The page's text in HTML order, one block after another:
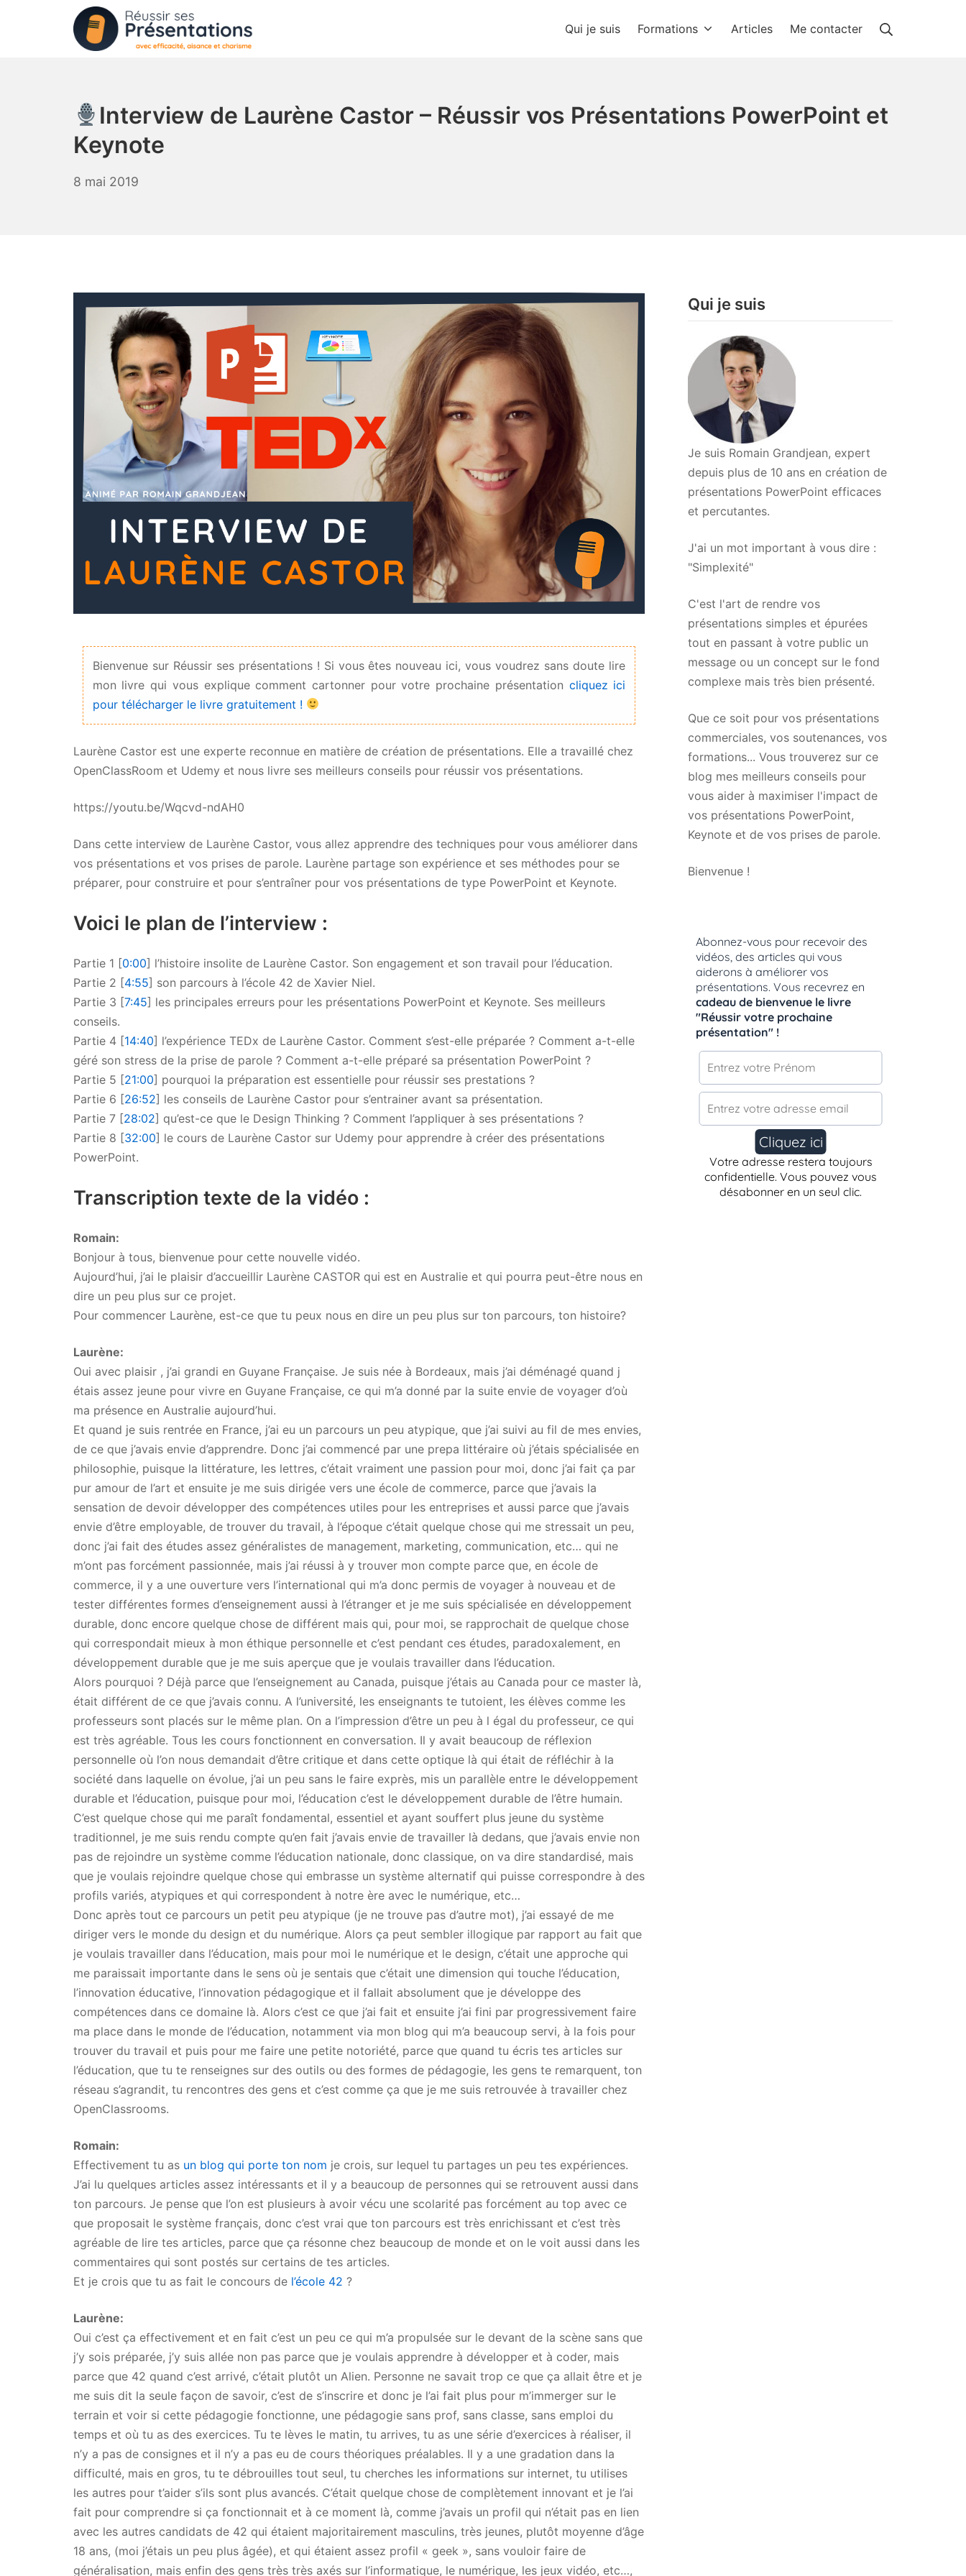
Qui je suis Formations Articles Me contacter
Interview de Laurène Castor – Réussir vos Présentations PowerPoint et
Keynote
8 mai 2019
Bienvenue sur Réussir ses présentations ! Si vous êtes nouveau ici, vous voudrez sans doute lire
mon livre qui vous explique comment cartonner pour votre prochaine présentation cliquez ici
pour télécharger le livre gratuitement !
Laurène Castor est une experte reconnue en matière de création de présentations. Elle a travaillé chez
OpenClassRoom et Udemy et nous livre ses meilleurs conseils pour réussir vos présentations.
https://youtu.be/Wqcvd-ndAH0
Dans cette interview de Laurène Castor, vous allez apprendre des techniques pour vous améliorer dans
vos présentations et vos prises de parole. Laurène partage son expérience et ses méthodes pour se
préparer, pour construire et pour s’entraîner pour vos présentations de type PowerPoint et Keynote.
Voici le plan de l’interview :
Partie 1 [0:00] l’histoire insolite de Laurène Castor. Son engagement et son travail pour l’éducation.
Partie 2 [4:55] son parcours à l’école 42 de Xavier Niel.
Partie 3 [7:45] les principales erreurs pour les présentations PowerPoint et Keynote. Ses meilleurs
conseils.
Partie 4 [14:40] l’expérience TEDx de Laurène Castor. Comment s’est-elle préparée ? Comment a-t-elle
géré son stress de la prise de parole ? Comment a-t-elle préparé sa présentation PowerPoint ?
Partie 5 [21:00] pourquoi la préparation est essentielle pour réussir ses prestations ?
Partie 6 [26:52] les conseils de Laurène Castor pour s’entrainer avant sa présentation.
Partie 7 [28:02] qu’est-ce que le Design Thinking ? Comment l’appliquer à ses présentations ?
Partie 8 [32:00] le cours de Laurène Castor sur Udemy pour apprendre à créer des présentations
PowerPoint.
Transcription texte de la vidéo :
Romain:
Bonjour à tous, bienvenue pour cette nouvelle vidéo.
Aujourd’hui, j’ai le plaisir d’accueillir Laurène CASTOR qui est en Australie et qui pourra peut-être nous en
dire un peu plus sur ce projet.
Pour commencer Laurène, est-ce que tu peux nous en dire un peu plus sur ton parcours, ton histoire?
Laurène:
Oui avec plaisir , j’ai grandi en Guyane Française. Je suis née à Bordeaux, mais j’ai déménagé quand j
étais assez jeune pour vivre en Guyane Française, ce qui m’a donné par la suite envie de voyager d’où
ma présence en Australie aujourd’hui.
Et quand je suis rentrée en France, j’ai eu un parcours un peu atypique, que j’ai suivi au fil de mes envies,
de ce que j’avais envie d’apprendre. Donc j’ai commencé par une prepa littéraire où j’étais spécialisée en
philosophie, puisque la littérature, les lettres, c’était vraiment une passion pour moi, donc j’ai fait ça par
pur amour de l’art et ensuite je me suis dirigée vers une école de commerce, parce que j’avais la
sensation de devoir développer des compétences utiles pour les entreprises et aussi parce que j’avais
envie d’être employable, de trouver du travail, à l’époque c’était quelque chose qui me stressait un peu,
donc j’ai fait des études assez généralistes de management, marketing, communication, etc… qui ne
m’ont pas forcément passionnée, mais j’ai réussi à y trouver mon compte parce que, en école de
commerce, il y a une ouverture vers l’international qui m’a donc permis de voyager à nouveau et de
tester différentes formes d’enseignement aussi à l’étranger et je me suis spécialisée en développement
durable, donc encore quelque chose de différent mais qui, pour moi, se rapprochait de quelque chose
qui correspondait mieux à mon éthique personnelle et c’est pendant ces études, paradoxalement, en
développement durable que je me suis aperçue que je voulais travailler dans l’éducation.
Alors pourquoi ? Déjà parce que l’enseignement au Canada, puisque j’étais au Canada pour ce master là,
était différent de ce que j’avais connu. A l’université, les enseignants te tutoient, les élèves comme les
professeurs sont placés sur le même plan. On a l’impression d’être un peu à l égal du professeur, ce qui
est très agréable. Tous les cours fonctionnent en conversation. Il y avait beaucoup de réflexion
personnelle où l’on nous demandait d’être critique et dans cette optique là qui était de réfléchir à la
société dans laquelle on évolue, j’ai un peu sans le faire exprès, mis un parallèle entre le développement
durable et l’éducation, puisque pour moi, l’éducation c’est le développement durable de l’être humain.
C’est quelque chose qui me paraît fondamental, essentiel et ayant souffert plus jeune du système
traditionnel, je me suis rendu compte qu’en fait j’avais envie de travailler là dedans, que j’avais envie non
pas de rejoindre un système comme l’éducation nationale, donc classique, on va dire standardisé, mais
que je voulais rejoindre quelque chose qui embrasse un système alternatif qui puisse correspondre à des
profils variés, atypiques et qui correspondent à notre ère avec le numérique, etc…
Donc après tout ce parcours un petit peu atypique (je ne trouve pas d’autre mot), j’ai essayé de me
diriger vers le monde du design et du numérique. Alors ça peut sembler illogique par rapport au fait que
je voulais travailler dans l’éducation, mais pour moi le numérique et le design, c’était une approche qui
me paraissait importante dans le sens où je sentais que c’était une dimension qui touche l’éducation,
l’innovation éducative, l’innovation pédagogique et il fallait absolument que je développe des
compétences dans ce domaine là. Alors c’est ce que j’ai fait et ensuite j’ai fini par progressivement faire
ma place dans le monde de l’éducation, notamment via mon blog qui m’a beaucoup servi, à la fois pour
trouver du travail et puis pour me faire une petite notoriété, parce que quand tu écris tes articles sur
l’éducation, que tu te renseignes sur des outils ou des formes de pédagogie, les gens te remarquent, ton
réseau s’agrandit, tu rencontres des gens et c’est comme ça que je me suis retrouvée à travailler chez
OpenClassrooms.
Romain:
Effectivement tu as un blog qui porte ton nom je crois, sur lequel tu partages un peu tes expériences.
J’ai lu quelques articles assez intéressants et il y a beaucoup de personnes qui se retrouvent aussi dans
ton parcours. Je pense que l’on est plusieurs à avoir vécu une scolarité pas forcément au top avec ce
que proposait le système français, donc c’est vrai que ton parcours est très enrichissant et c’est très
agréable de lire tes articles, parce que ça résonne chez beaucoup de monde et on le voit aussi dans les
commentaires qui sont postés sur certains de tes articles.
Et je crois que tu as fait le concours de l’école 42 ?
Laurène:
Oui c’est ça effectivement et en fait c’est un peu ce qui m’a propulsée sur le devant de la scène sans que
j’y sois préparée, j’y suis allée non pas parce que je voulais apprendre à développer et à coder, mais
parce que 42 quand c’est arrivé, c’était plutôt un Alien. Personne ne savait trop ce que ça allait être et je
me suis dit la seule façon de savoir, c’est de s’inscrire et donc je l’ai fait plus pour m’immerger sur le
terrain et voir si cette pédagogie fonctionne, une pédagogie sans prof, sans classe, sans emploi du
temps et où tu as des exercices. Tu te lèves le matin, tu arrives, tu as une série d’exercices à réaliser, il
n’y a pas de consignes et il n’y a pas eu de cours théoriques préalables. Il y a une gradation dans la
difficulté, mais en gros, tu te débrouilles tout seul, tu cherches les informations sur internet, tu utilises
les autres pour t’aider s’ils sont plus avancés. C’était quelque chose de complètement innovant et je l’ai
fait pour comprendre si ça fonctionnait et à ce moment là, comme j’avais un profil qui n’était pas en lien
avec les autres candidats de 42 qui étaient majoritairement masculins, très jeunes, plutôt moyenne d’âge
18 ans, (moi j’étais un peu plus âgée), et qui étaient assez profil « geek », sans vouloir faire de
généralisation, mais enfin des gens très très axés sur l’informatique, le numérique, les jeux vidéo, etc…,
Qui je suis
Je suis Romain Grandjean, expert
depuis plus de 10 ans en création de
présentations PowerPoint efficaces
et percutantes.
J'ai un mot important à vous dire :
"Simplexité"
C'est l'art de rendre vos
présentations simples et épurées
tout en passant à votre public un
message ou un concept sur le fond
complexe mais très bien présenté.
Que ce soit pour vos présentations
commerciales, vos soutenances, vos
formations... Vous trouverez sur ce
blog mes meilleurs conseils pour
vous aider à maximiser l'impact de
vos présentations PowerPoint,
Keynote et de vos prises de parole.
Bienvenue !